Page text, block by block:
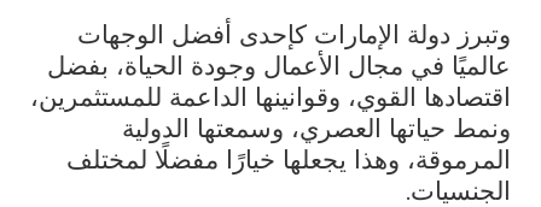
وتبرز دولة الإمارات كإحدى أفضل الوجهات
عالميًا في مجال الأعمال وجودة الحياة، بفضل
اقتصادها القوي، وقوانينها الداعمة للمستثمرين،
ونمط حياتها العصري، وسمعتها الدولية
المرموقة، وهذا يجعلها خيارًا مفضلًا لمختلف
الجنسيات.